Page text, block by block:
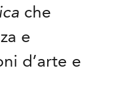
che
e
d’arte e